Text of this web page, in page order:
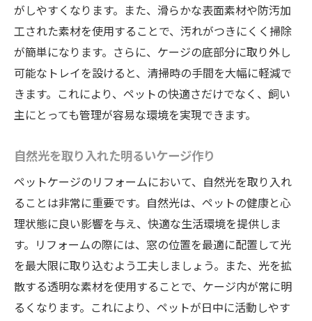
アイデア
ペットの好みに応じた遊び場の工夫
リラックスできる空間を作るための家具配
置
ペットの活動性を高めるための設備
収納力をアップさせるリフォーム術
移動が簡単になるキャスター設置法
ペットの健康を支えるフィーダーの工夫
ペットケージのスペース効率を高める設計
ペット用エンターテインメントゾーンの作
り方
ペットのための理想の空間リフォームで作る毎
がしやすくなります。また、滑らかな表面素材や防汚加
工された素材を使用することで、汚れがつきにくく掃除
が簡単になります。さらに、ケージの底部分に取り外し
可能なトレイを設けると、清掃時の手間を大幅に軽減で
きます。これにより、ペットの快適さだけでなく、飼い
主にとっても管理が容易な環境を実現できます。
自然光を取り入れた明るいケージ作り
ペットケージのリフォームにおいて、自然光を取り入れ
ることは非常に重要です。自然光は、ペットの健康と心
理状態に良い影響を与え、快適な生活環境を提供しま
す。リフォームの際には、窓の位置を最適に配置して光
を最大限に取り込むよう工夫しましょう。また、光を拡
散する透明な素材を使用することで、ケージ内が常に明
るくなります。これにより、ペットが日中に活動しやす